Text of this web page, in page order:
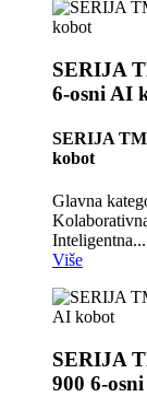
SERIJA
6-osni AI
SERIJA
kobot
Glavna
Inteligentna...
Više
SERIJA
900 6-